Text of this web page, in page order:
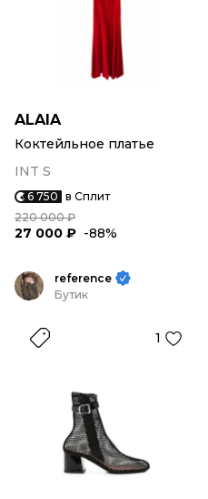
ALAIA
Коктейльное платье
INT S
6 750 в Сплит
220 000 ₽
27 000 ₽ -88%
reference
Бутик
1